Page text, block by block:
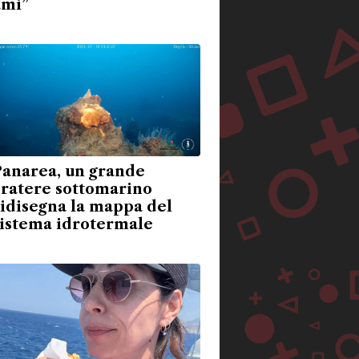
un grande
sottomarino
la mappa del
idrotermale